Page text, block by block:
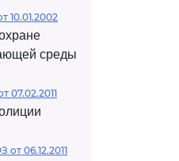
10.01.2002
среды
07.02.2011
от 06.12.2011